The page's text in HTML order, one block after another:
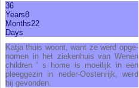
36
Years8
Months22
Days
Kat­ja thuis woont, want ze werd op­ge­
no­men in het zie­ken­huis van We­nen
child­ren ' s ho­me is moei­lijk in een
pleeg­ge­zin in ne­der-Oos­ten­rijk, werd
hij ge­von­den.